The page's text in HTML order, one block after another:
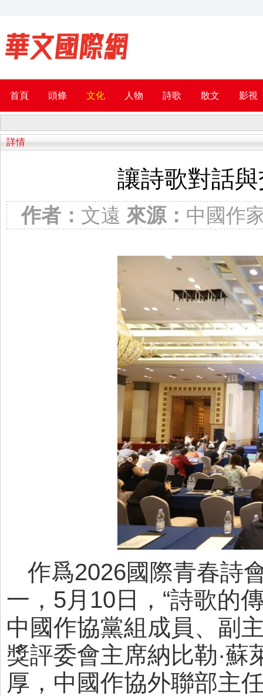
首頁 頭條 文化 人物 詩歌 散文 影視
詳情
讓詩歌對話
作者： 文遠 來源： 中國
作爲2026國際青春詩
一，5月10日，“詩歌的
中國作協黨組成員、副
獎評委會主席納比勒·
厚，中國作協外聯部主